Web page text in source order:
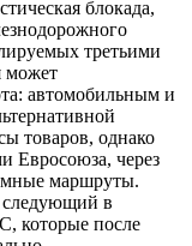
блокада,
третьими
может
автомобильным и
товаров, однако
Евросоюза, через
маршруты.
следующий в
которые после